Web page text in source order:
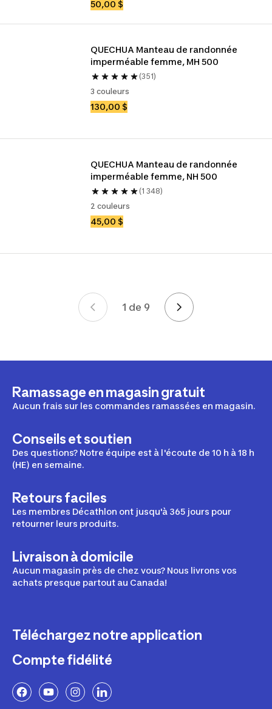
50,00 $
QUECHUA Manteau de randonnée
imperméable femme, MH 500
(351)
3 couleurs
130,00 $
QUECHUA Manteau de randonnée
imperméable femme, NH 500
(1 348)
2 couleurs
45,00 $
1 de 9Page 1 de 9
Ramassage en magasin gratuit
Aucun frais sur les commandes ramassées en magasin.
Conseils et soutien
Des questions? Notre équipe est à l'écoute de 10 h à 18 h
(HE) en semaine.
Retours faciles
Les membres Décathlon ont jusqu'à 365 jours pour
retourner leurs produits.
Livraison à domicile
Aucun magasin près de chez vous? Nous livrons vos
achats presque partout au Canada!
Téléchargez notre application
Compte fidélité